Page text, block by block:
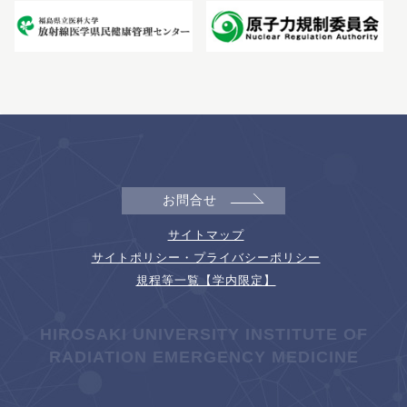
お問合せ
サイトマップ
サイトポリシー・プライバシーポリシー
規程等一覧【学内限定】
HIROSAKI UNIVERSITY INSTITUTE OF
RADIATION EMERGENCY MEDICINE